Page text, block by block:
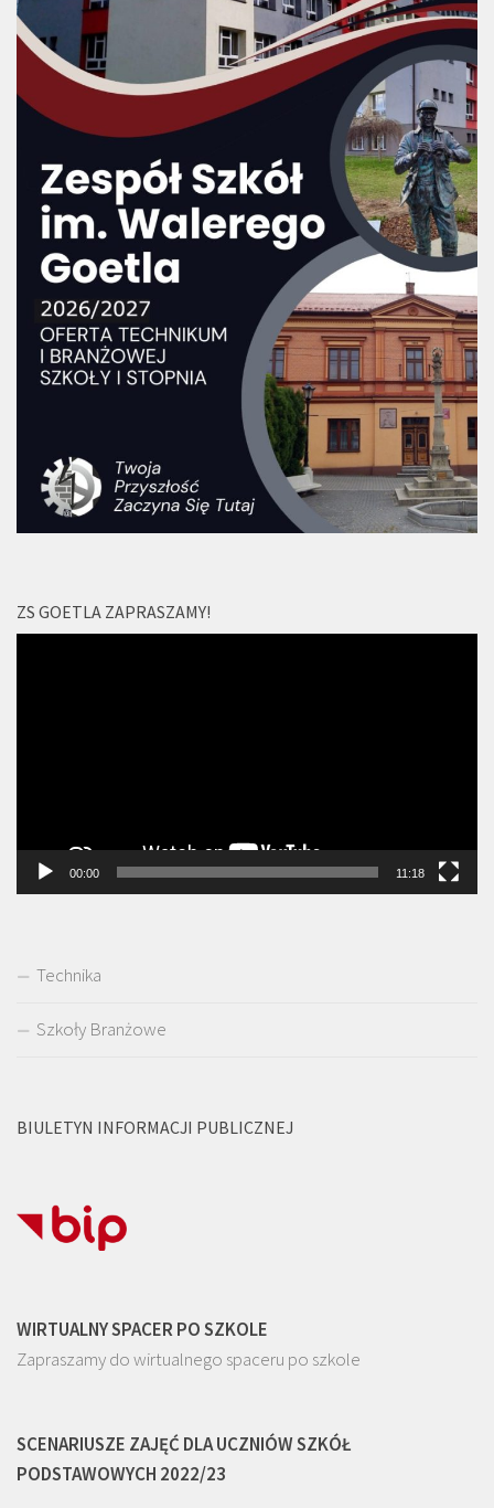
ZS GOETLA ZAPRASZAMY!
00:00 11:18
Technika
Szkoły Branżowe
BIULETYN INFORMACJI PUBLICZNEJ
WIRTUALNY SPACER PO SZKOLE
Zapraszamy do wirtualnego spaceru po szkole
SCENARIUSZE ZAJĘĆ DLA UCZNIÓW SZKÓŁ
PODSTAWOWYCH 2022/23